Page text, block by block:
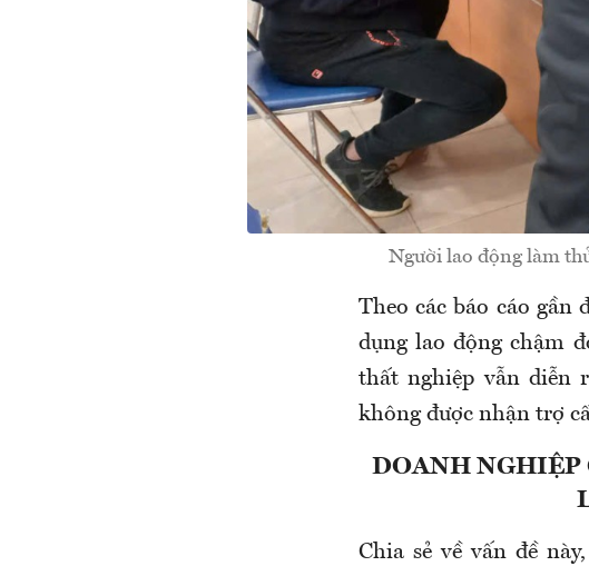
Người lao động làm
Theo các báo cáo gần
dụng lao động chậm
thất nghiệp vẫn diễn
không được nhận trợ
DOANH NGHIỆP
Chia sẻ về vấn đề